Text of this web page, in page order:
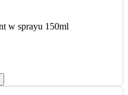
w sprayu 150ml